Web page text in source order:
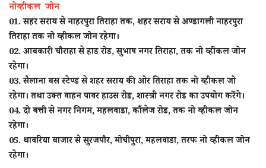
नोव्हीकल जोन
01. सहर सराय से नाहरपुरा तिराहा तक, शहर सराय से अण्डागली नाहरपुरा
तिराहा तक नो व्हीकल जोन रहेगा।
02. आबकारी चौराहा से हाड रोड, सुभाष नगर तिराहा, तक नो व्हीकल जोन
रहेगा।
03. सैलाना बस स्टेण्ड से शहर सराय की ओर तिराहा तक नो व्हीकल जो
रहेगा। तथा उक्त वाहन पावर हाउस रोड, शास्त्री नगर रोड का उपयोग करेंगे।
04. दो बत्ती से नगर निगम, महलवाडा, काँलेज रोड, तक नो व्हीकल जोन
रहेगा।
05. थावरिया बाजार से सुरजपौर, मोचीपुरा, महलवाडा, तरफ नो व्हीकल जोन
रहेगा।